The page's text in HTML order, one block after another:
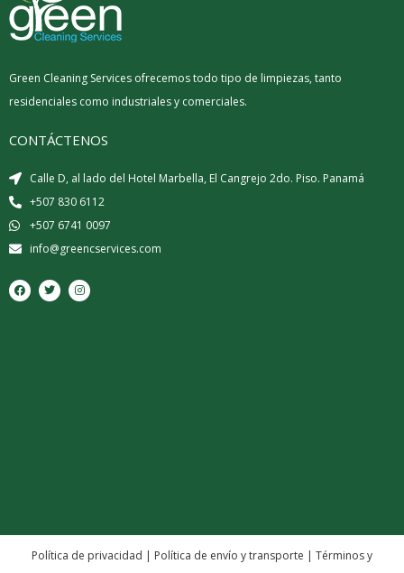
Green Cleaning Services ofrecemos todo tipo de limpiezas, tanto
residenciales como industriales y comerciales.
CONTÁCTENOS
Calle D, al lado del Hotel Marbella, El Cangrejo 2do. Piso. Panamá
+507 830 6112
+507 6741 0097
info@greencservices.com
F
a
c
T
w
i
I
n
s
Política de privacidad | Política de envío y transporte | Términos y